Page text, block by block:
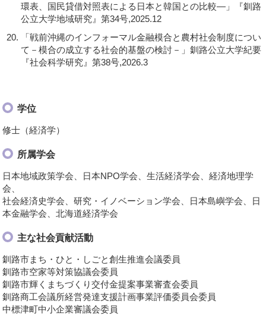
環表、国民貸借対照表による日本と韓国との比較—」『釧路
公立大学地域研究』第34号,2025.12
「戦前沖縄のインフォーマル金融模合と農村社会制度につい
て－模合の成立する社会的基盤の検討－」釧路公立大学紀要
『社会科学研究』第38号,2026.3
学位
修士（経済学）
所属学会
日本地域政策学会、日本NPO学会、生活経済学会、経済地理学
会、
社会経済史学会、研究・イノベーション学会、日本島嶼学会、日
本金融学会、北海道経済学会
主な社会貢献活動
釧路市まち・ひと・しごと創生推進会議委員
釧路市空家等対策協議会委員
釧路市輝くまちづくり交付金提案事業審査会委員
釧路商工会議所経営発達支援計画事業評価委員会委員
中標津町中小企業審議会委員